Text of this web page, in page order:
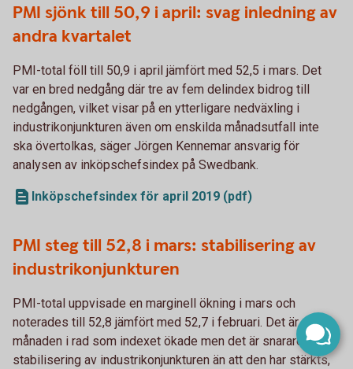
PMI sjönk till 50,9 i april: svag inledning av
andra kvartalet
PMI-total föll till 50,9 i april jämfört med 52,5 i mars. Det
var en bred nedgång där tre av fem delindex bidrog till
nedgången, vilket visar på en ytterligare nedväxling i
industrikonjunkturen även om enskilda månadsutfall inte
ska övertolkas, säger Jörgen Kennemar ansvarig för
analysen av inköpschefsindex på Swedbank.
Inköpschefsindex för april 2019 (pdf)
PMI steg till 52,8 i mars: stabilisering av
industrikonjunkturen
PMI-total uppvisade en marginell ökning i mars och
noterades till 52,8 jämfört med 52,7 i februari. Det är andra
månaden i rad som indexet ökade men det är snarare en
stabilisering av industrikonjunkturen än att den har stärkts,